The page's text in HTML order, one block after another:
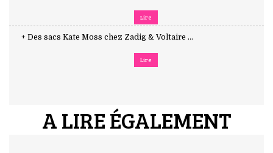
Lire
+ Des sacs Kate Moss chez Zadig & Voltaire ...
Lire
A LIRE ÉGALEMENT